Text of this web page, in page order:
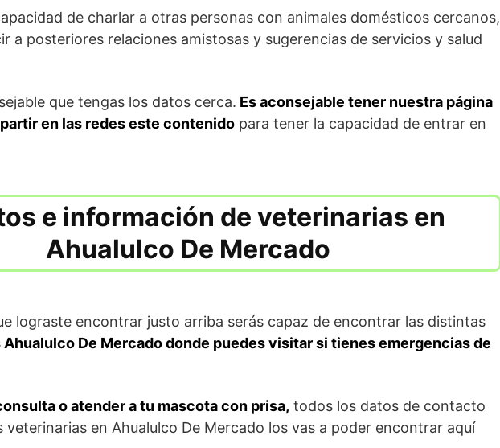
de charlar a otras personas con animales domésticos cercanos,
a posteriores relaciones amistosas y sugerencias de servicios y salud
que tengas los datos cerca. Es aconsejable tener nuestra página
en las redes este contenido para tener la capacidad de entrar en
e información de veterinarias en
Ahualulco De Mercado
lograste encontrar justo arriba serás capaz de encontrar las distintas
De Mercado donde puedes visitar si tienes emergencias de
o atender a tu mascota con prisa, todos los datos de contacto
veterinarias en Ahualulco De Mercado los vas a poder encontrar aquí